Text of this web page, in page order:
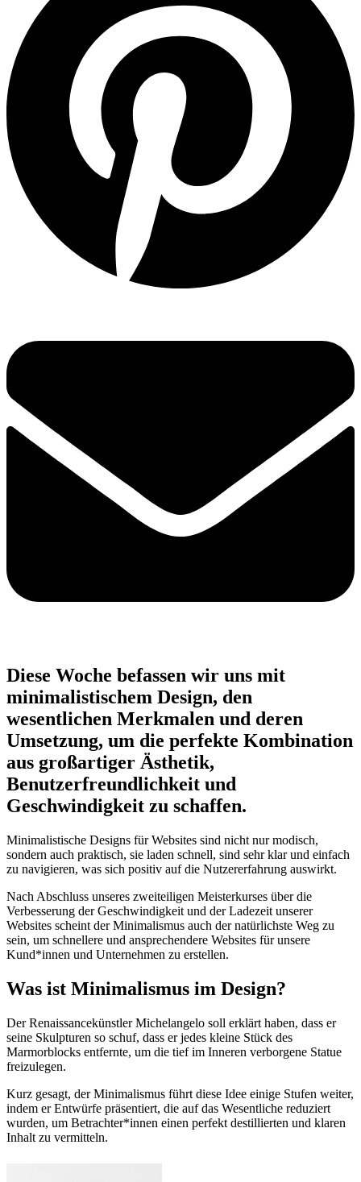
Diese Woche befassen wir uns mit
minimalistischem Design, den
wesentlichen Merkmalen und deren
Umsetzung, um die perfekte Kombination
aus großartiger Ästhetik,
Benutzerfreundlichkeit und
Geschwindigkeit zu schaffen.
Minimalistische Designs für Websites sind nicht nur modisch,
sondern auch praktisch, sie laden schnell, sind sehr klar und einfach
zu navigieren, was sich positiv auf die Nutzererfahrung auswirkt.
Nach Abschluss unseres zweiteiligen Meisterkurses über die
Verbesserung der Geschwindigkeit und der Ladezeit unserer
Websites scheint der Minimalismus auch der natürlichste Weg zu
sein, um schnellere und ansprechendere Websites für unsere
Kund*innen und Unternehmen zu erstellen.
Was ist Minimalismus im Design?
Der Renaissancekünstler Michelangelo soll erklärt haben, dass er
seine Skulpturen so schuf, dass er jedes kleine Stück des
Marmorblocks entfernte, um die tief im Inneren verborgene Statue
freizulegen.
Kurz gesagt, der Minimalismus führt diese Idee einige Stufen weiter,
indem er Entwürfe präsentiert, die auf das Wesentliche reduziert
wurden, um Betrachter*innen einen perfekt destillierten und klaren
Inhalt zu vermitteln.